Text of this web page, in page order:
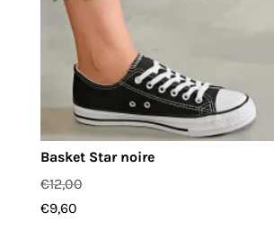
Basket Star noire
€12,00
€9,60